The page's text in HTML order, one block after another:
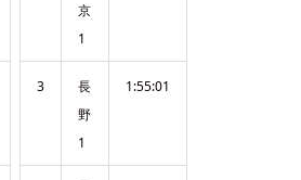
京
1
3
長
野
1
1:55:01